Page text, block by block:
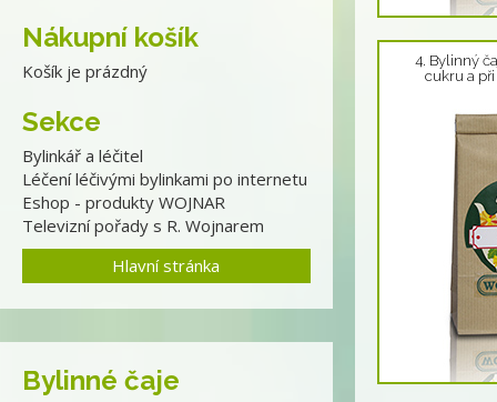
Nákupní košík
Košík je prázdný
Sekce
Bylinkář a léčitel
Léčení léčivými bylinkami po internetu
Eshop - produkty WOJNAR
Televizní pořady s R. Wojnarem
Hlavní stránka
Bylinné čaje
4. Bylinný
cukru a